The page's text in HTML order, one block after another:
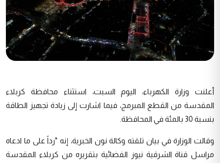
أعلنت وزارة الكهرباء، اليوم السبت، استثناء محافظة كربلاء
المقدسة من القطع المبرمج، فيما اشارت إلى زيادة تجهيز الطاقة
بنسبة 30 بالمئة في المحافظة.
وقالت الوزارة في بيان تلقته وكالة نون الخبرية، إنه "رداً على ما ادعاه
مراسل قناة الشرقية نيوز الفضائية بتقريره من كربلاء المقدسة